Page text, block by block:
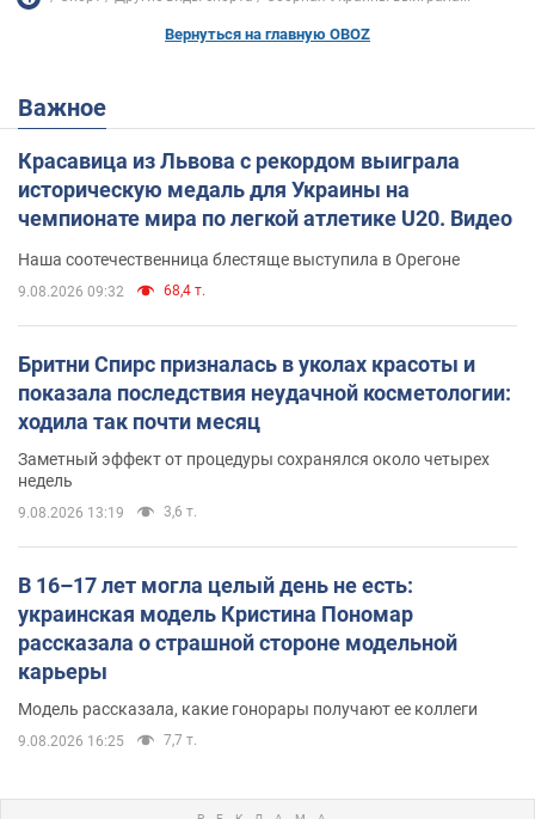
Вернуться на главную OBOZ
Важное
Красавица из Львова с рекордом выиграла
историческую медаль для Украины на
чемпионате мира по легкой атлетике U20. Видео
Наша соотечественница блестяще выступила в Орегоне
9.08.2026 09:32 68,4 т.
Бритни Спирс призналась в уколах красоты и
показала последствия неудачной косметологии:
ходила так почти месяц
Заметный эффект от процедуры сохранялся около четырех
недель
9.08.2026 13:19 3,6 т.
В 16–17 лет могла целый день не есть:
украинская модель Кристина Пономар
рассказала о страшной стороне модельной
карьеры
Модель рассказала, какие гонорары получают ее коллеги
9.08.2026 16:25 7,7 т.